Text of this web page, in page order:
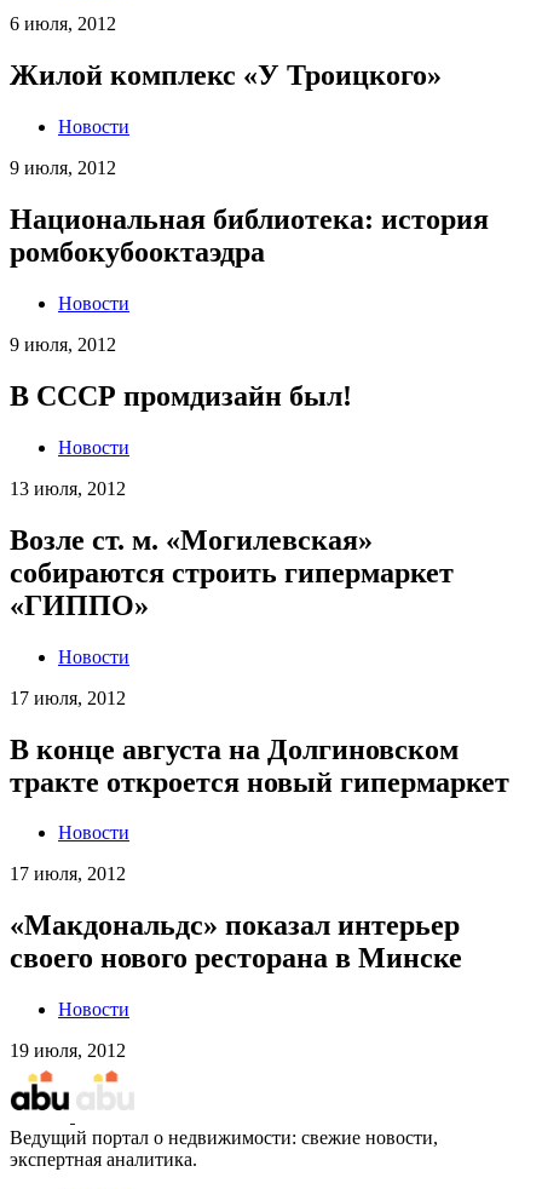
6 июля, 2012
Жилой комплекс «У Троицкого»
Новости
9 июля, 2012
Национальная библиотека: история
ромбокубооктаэдра
Новости
9 июля, 2012
В СССР промдизайн был!
Новости
13 июля, 2012
Возле ст. м. «Могилевская»
собираются строить гипермаркет
«ГИППО»
Новости
17 июля, 2012
В конце августа на Долгиновском
тракте откроется новый гипермаркет
Новости
17 июля, 2012
«Макдональдс» показал интерьер
своего нового ресторана в Минске
Новости
19 июля, 2012
Ведущий портал о недвижимости: свежие новости,
экспертная аналитика.